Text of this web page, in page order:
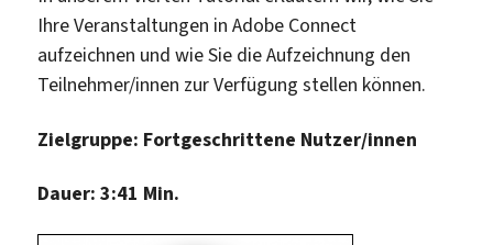
Ihre Veranstaltungen in Adobe Connect
aufzeichnen und wie Sie die Aufzeichnung den
Teilnehmer/innen zur Verfügung stellen können.
Zielgruppe: Fortgeschrittene Nutzer/innen
Dauer: 3:41 Min.